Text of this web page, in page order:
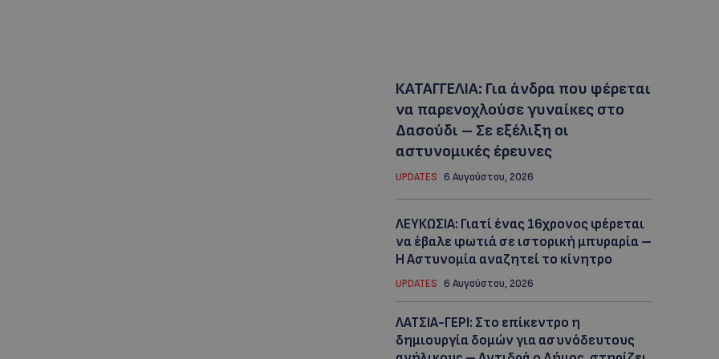
ΚΑΤΑΓΓΕΛΙΑ: Για άνδρα που φέρεται
να παρενοχλούσε γυναίκες στο
Δασούδι – Σε εξέλιξη οι
αστυνομικές έρευνες
UPDATES 6 Αυγούστου, 2026
ΛΕΥΚΩΣΙΑ: Γιατί ένας 16χρονος φέρεται
να έβαλε φωτιά σε ιστορική μπυραρία –
Η Αστυνομία αναζητεί το κίνητρο
UPDATES 6 Αυγούστου, 2026
ΛΑΤΣΙΑ-ΓΕΡΙ: Στο επίκεντρο η
δημιουργία δομών για ασυνόδευτους